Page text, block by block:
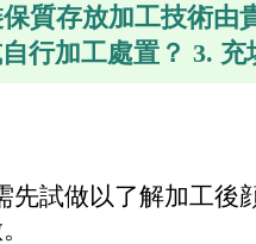
質存放加工技術
行加工處置？ 3. 充
先試做以了解加工